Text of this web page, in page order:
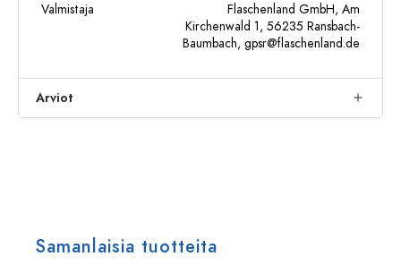
Valmistaja
Flaschenland GmbH, Am
Kirchenwald 1, 56235 Ransbach-
Baumbach, gpsr@flaschenland.de
Arviot
Samanlaisia tuotteita